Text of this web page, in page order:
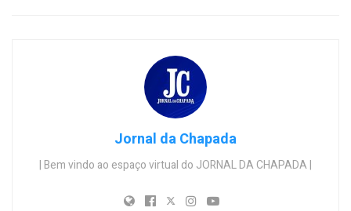
Jornal da Chapada
| Bem vindo ao espaço virtual do JORNAL DA CHAPADA |